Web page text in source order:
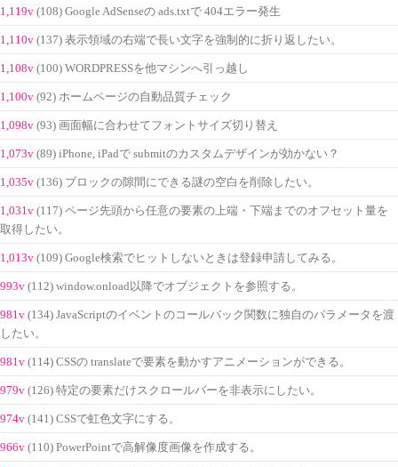
1,119v (108) Google AdSenseの ads.txtで 404エラー発生
1,110v (137) 表示領域の右端で長い文字を強制的に折り返したい。
1,108v (100) WORDPRESSを他マシンへ引っ越し
1,100v (92) ホームページの自動品質チェック
1,098v (93) 画面幅に合わせてフォントサイズ切り替え
1,073v (89) iPhone, iPadで submitのカスタムデザインが効かない？
1,035v (136) ブロックの隙間にできる謎の空白を削除したい。
1,031v (117) ページ先頭から任意の要素の上端・下端までのオフセット量を
取得したい。
1,013v (109) Google検索でヒットしないときは登録申請してみる。
993v (112) window.onload以降でオブジェクトを参照する。
981v (134) JavaScriptのイベントのコールバック関数に独自のパラメータを渡
したい。
981v (114) CSSの translateで要素を動かすアニメーションができる。
979v (126) 特定の要素だけスクロールバーを非表示にしたい。
974v (141) CSSで虹色文字にする。
966v (110) PowerPointで高解像度画像を作成する。